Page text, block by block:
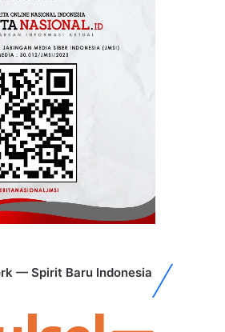
— Spirit Baru Indonesia